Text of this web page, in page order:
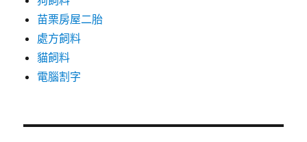
苗栗房屋二胎
處方飼料
貓飼料
電腦割字